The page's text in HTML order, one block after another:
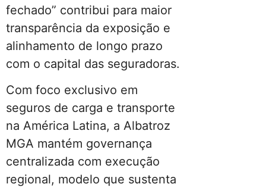
fechado” contribui para maior
transparência da exposição e
alinhamento de longo prazo
com o capital das seguradoras.
Com foco exclusivo em
seguros de carga e transporte
na América Latina, a Albatroz
MGA mantém governança
centralizada com execução
regional, modelo que sustenta